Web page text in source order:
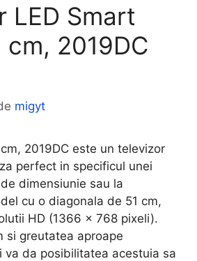
LED Smart
cm, 2019DC
migyt
2019DC este un televizor
perfect in specificul unei
dimensiunie sau la
cu o diagonala de 51 cm,
HD (1366 x 768 pixeli).
si greutatea aproape
va da posibilitatea acestuia sa